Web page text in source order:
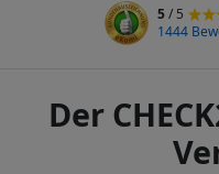
5/ 5
1444
Der